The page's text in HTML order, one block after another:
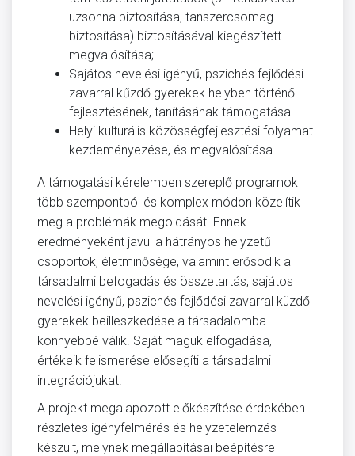
uzsonna biztosítása, tanszercsomag
biztosítása) biztosításával kiegészített
megvalósítása;
Sajátos nevelési igényű, pszichés fejlődési
zavarral kűzdő gyerekek helyben történő
fejlesztésének, tanításának támogatása.
Helyi kulturális közösségfejlesztési folyamat
kezdeményezése, és megvalósítása
A támogatási kérelemben szereplő programok
több szempontból és komplex módon közelítik
meg a problémák megoldását. Ennek
eredményeként javul a hátrányos helyzetű
csoportok, életminősége, valamint erősödik a
társadalmi befogadás és összetartás, sajátos
nevelési igényű, pszichés fejlődési zavarral küzdő
gyerekek beilleszkedése a társadalomba
könnyebbé válik. Saját maguk elfogadása,
értékeik felismerése elősegíti a társadalmi
integrációjukat.
A projekt megalapozott előkészítése érdekében
részletes igényfelmérés és helyzetelemzés
készült, melynek megállapításai beépítésre